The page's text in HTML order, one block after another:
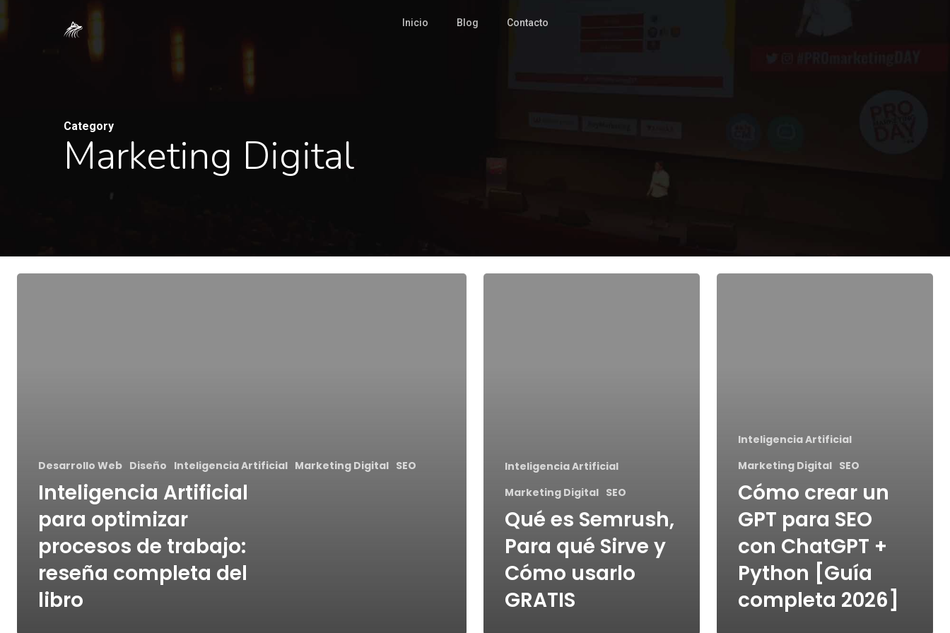
Skip
to
Inicio Blog Contacto
Category
Marketing Digital
Desarrollo Web Diseño Inteligencia Artificial Marketing Digital SEO
Inteligencia Artificial
para optimizar
procesos de trabajo:
reseña completa del
libro
Inteligencia Artificial
Marketing Digital SEO
Qué es Semrush,
Para qué Sirve y
Cómo usarlo
GRATIS
Inteligencia Artificial
Marketing Digital SEO
Cómo crear un
GPT para SEO
con ChatGPT +
Python [Guía
completa 2026]